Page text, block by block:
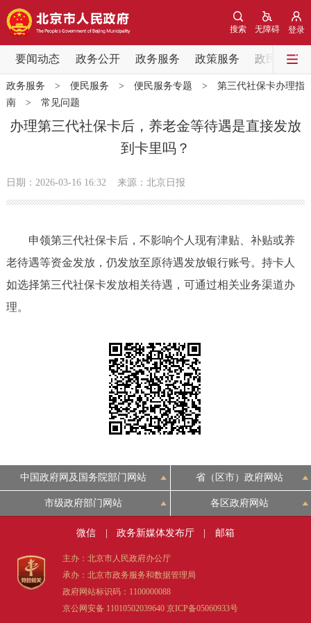
登录
无障碍
搜索
要闻动态 政务公开 政务服务 政策服务 政民互动
要闻动态
党中央精神 国务院信息 中央部委动态
北京要闻 会议信息 部门动态
市领导 机构职能 政策服务
政策兑现 政策解读 回应关切
法人服务
中介服务 阳光政务
政民互动
12345网上接诉即办 我要咨询
参与调查 在线访谈
政务服务 > 便民服务 > 便民服务专题 > 第三代社保卡办理指
南> 常见问题
办理第三代社保卡后，养老金等待遇是直接发放
到卡里吗？
日期：2026-03-16 16:32 来源：北京日报
申领第三代社保卡后，不影响个人现有津贴、补贴或养
老待遇等资金发放，仍发放至原待遇发放银行账号。持卡人
如选择第三代社保卡发放相关待遇，可通过相关业务渠道办
理。
中国政府网及国务院部门网站 省（区市）政府网站
市级政府部门网站 各区政府网站
微信 政务新媒体发布厅 邮箱
主办：北京市人民政府办公厅
承办：北京市政务服务和数据管理局
政府网站标识码：1100000088
京公网安备 11010502039640 京ICP备05060933号